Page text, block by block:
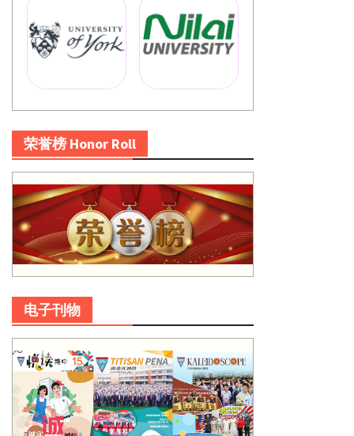
荣誉榜 Honor Roll
电子刊物